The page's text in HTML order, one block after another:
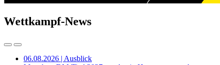
Wettkampf-News
06.08.2026 | Ausblick